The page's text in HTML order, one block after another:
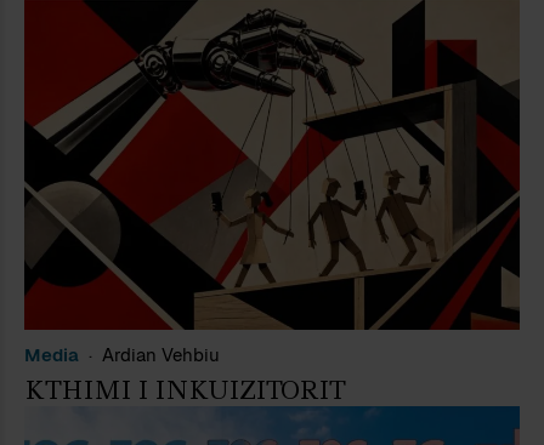
Media Ardian Vehbiu
KTHIMI I INKUIZITORIT